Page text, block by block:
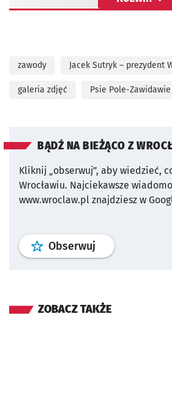
zawody Jacek Sutryk – prezydent
galeria zdjęć Psie Pole-Zawidawie
BĄDŹ NA BIEŻĄCO Z
Kliknij „obserwuj”, aby wiedzieć,
Wrocławiu. Najciekawsze
www.wroclaw.pl znajdziesz w
Obserwuj profil
ZOBACZ TAKŻE